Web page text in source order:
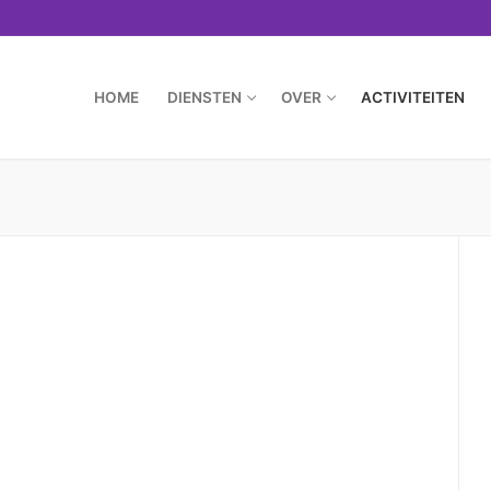
HOME DIENSTEN OVER ACTIVITEITEN